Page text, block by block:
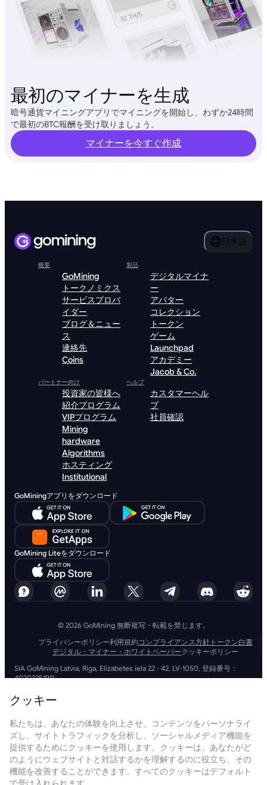
最初のマイナーを生成
暗号通貨マイニングアプリでマイニングを開始し、わずか24時間
で最初のBTC報酬を受け取りましょう。
マイナーを今すぐ作成
日本語
概要
GoMining
トークノミクス
サービスプロバ
イダー
ブログ＆ニュー
ス
連絡先
Coins
製品
デジタルマイナ
ー
アバター
コレクション
トークン
ゲーム
Launchpad
アカデミー
Jacob & Co.
パートナー向け
投資家の皆様へ
紹介プログラム
VIPプログラム
Mining
hardware
Algorithms
ホスティング
Institutional
ヘルプ
カスタマーヘル
プ
社員確認
GoMiningアプリをダウンロード
GoMining Liteをダウンロード
© 2026 GoMining 無断複写・転載を禁じます。
プライバシーポリシー利用規約 コンプライアンス方針 トークン白書
デジタル・マイナー・ホワイトペーパークッキーポリシー
SIA GoMining Latvia, Rīga, Elizabetes iela 22 - 42, LV-1050, 登録番号：
40203351911
Tortola, British Virgin Islands, BVI会社番号: 2110978
BMINE BVI LIMITED, Trinity Chambers, Road Town, Tortola, British Virgin
GoMining (British Virgin Islands) LimitedおよびSIA GoMining Latviaと
BMINE BVI LIMITEDは、すべての関連法令や規制を完全に遵守して運営し
ており、マネーロンダリング、テロ資金供与、拡散資金供与への対策に全
力で取り組んでいます。当社は最高水準の基準を維持し、マネーロンダリ
ング防止やテロ資金供与防止の義務、さらには拡散資金供与防止措置を厳
守することで、業務およびサービスの信頼性と安全性を確保しています。
GoMining (Cyprus) Limited, a company, incorporated, organized and
クッキー
私たちは、あなたの体験を向上させ、コンテンツをパーソナライ
ズし、サイトトラフィックを分析し、ソーシャルメディア機能を
提供するためにクッキーを使用します。クッキーは、あなたがど
のようにウェブサイトと対話するかを理解するのに役立ち、その
機能を改善することができます。すべてのクッキーはデフォルト